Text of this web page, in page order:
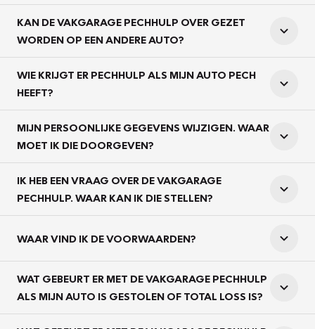
KAN DE VAKGARAGE PECHHULP OVER GEZET
WORDEN OP EEN ANDERE AUTO?
WIE KRIJGT ER PECHHULP ALS MIJN AUTO PECH
HEEFT?
MIJN PERSOONLIJKE GEGEVENS WIJZIGEN. WAAR
MOET IK DIE DOORGEVEN?
IK HEB EEN VRAAG OVER DE VAKGARAGE
PECHHULP. WAAR KAN IK DIE STELLEN?
WAAR VIND IK DE VOORWAARDEN?
WAT GEBEURT ER MET DE VAKGARAGE PECHHULP
ALS MIJN AUTO IS GESTOLEN OF TOTAL LOSS IS?